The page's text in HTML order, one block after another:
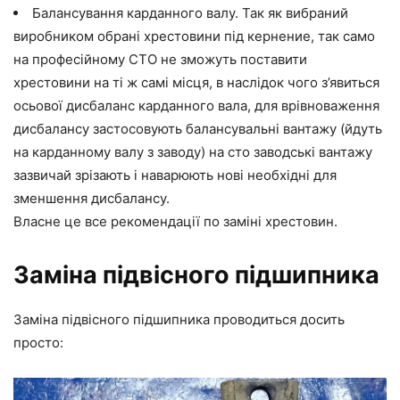
Балансування карданного валу. Так як вибраний
виробником обрані хрестовини під кернение, так само
на професійному СТО не зможуть поставити
хрестовини на ті ж самі місця, в наслідок чого з’явиться
осьової дисбаланс карданного вала, для врівноваження
дисбалансу застосовують балансувальні вантажу (йдуть
на карданному валу з заводу) на сто заводські вантажу
зазвичай зрізають і наварюють нові необхідні для
зменшення дисбалансу.
Власне це все рекомендації по заміні хрестовин.
Заміна підвісного підшипника
Заміна підвісного підшипника проводиться досить
просто: